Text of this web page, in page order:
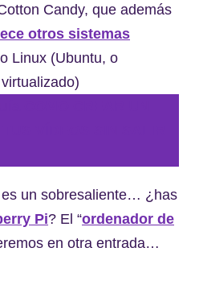
Candy, que además
otros sistemas
Linux (Ubuntu, o
un sobresaliente… ¿has
Pi? El “ordenador de
en otra entrada…